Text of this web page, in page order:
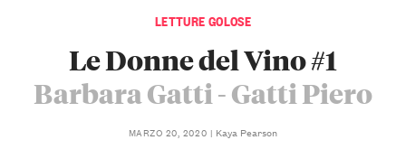
LETTURE GOLOSE
Le Donne del Vino #1
Barbara Gatti - Gatti Piero
MARZO 20, 2020 Kaya Pearson